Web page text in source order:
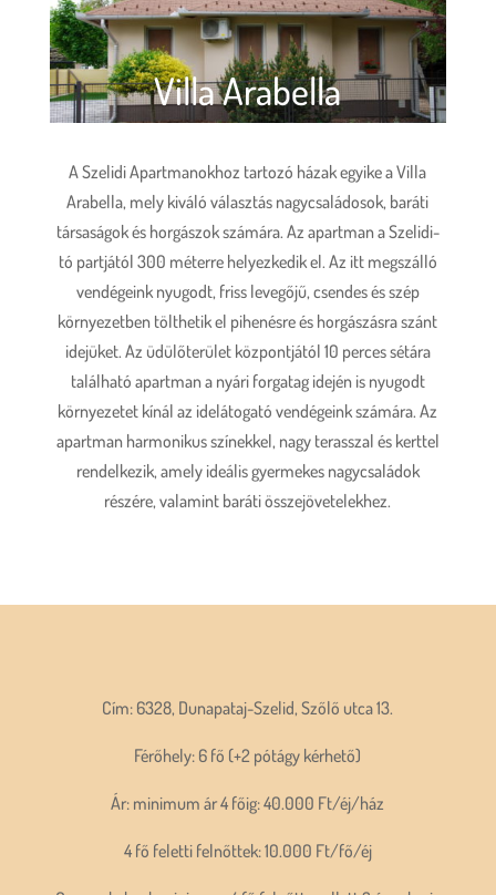
Villa Arabella
A Szelidi Apartmanokhoz tartozó házak egyike a Villa
Arabella, mely kiváló választás nagycsaládosok, baráti
társaságok és horgászok számára. Az apartman a Szelidi-
tó partjától 300 méterre helyezkedik el. Az itt megszálló
vendégeink nyugodt, friss levegőjű, csendes és szép
környezetben tölthetik el pihenésre és horgászásra szánt
idejüket. Az üdülőterület központjától 10 perces sétára
található apartman a nyári forgatag idején is nyugodt
környezetet kínál az idelátogató vendégeink számára. Az
apartman harmonikus színekkel, nagy terasszal és kerttel
rendelkezik, amely ideális gyermekes nagycsaládok
részére, valamint baráti összejövetelekhez.
Cím: 6328, Dunapataj-Szelid, Szőlő utca 13.
Férőhely: 6 fő (+2 pótágy kérhető)
Ár: minimum ár 4 főig: 40.000 Ft/éj/ház
4 fő feletti felnőttek: 10.000 Ft/fő/éj